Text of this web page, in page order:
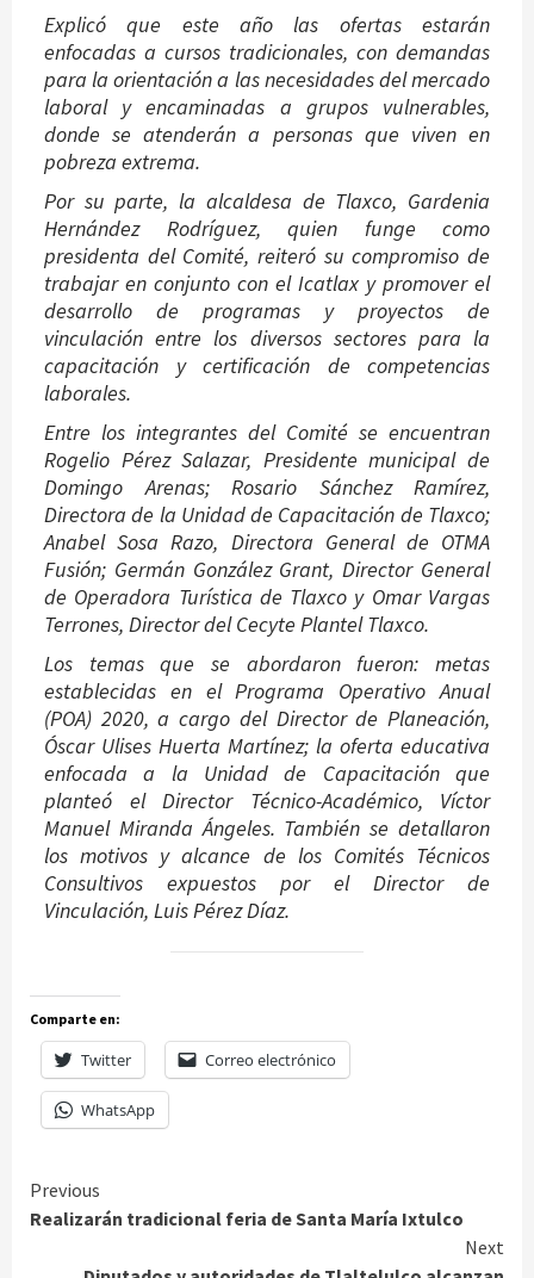
Explicó que este año las ofertas estarán
enfocadas a cursos tradicionales, con demandas
para la orientación a las necesidades del mercado
laboral y encaminadas a grupos vulnerables,
donde se atenderán a personas que viven en
pobreza extrema.
Por su parte, la alcaldesa de Tlaxco, Gardenia
Hernández Rodríguez, quien funge como
presidenta del Comité, reiteró su compromiso de
trabajar en conjunto con el Icatlax y promover el
desarrollo de programas y proyectos de
vinculación entre los diversos sectores para la
capacitación y certificación de competencias
laborales.
Entre los integrantes del Comité se encuentran
Rogelio Pérez Salazar, Presidente municipal de
Domingo Arenas; Rosario Sánchez Ramírez,
Directora de la Unidad de Capacitación de Tlaxco;
Anabel Sosa Razo, Directora General de OTMA
Fusión; Germán González Grant, Director General
de Operadora Turística de Tlaxco y Omar Vargas
Terrones, Director del Cecyte Plantel Tlaxco.
Los temas que se abordaron fueron: metas
establecidas en el Programa Operativo Anual
(POA) 2020, a cargo del Director de Planeación,
Óscar Ulises Huerta Martínez; la oferta educativa
enfocada a la Unidad de Capacitación que
planteó el Director Técnico-Académico, Víctor
Manuel Miranda Ángeles. También se detallaron
los motivos y alcance de los Comités Técnicos
Consultivos expuestos por el Director de
Vinculación, Luis Pérez Díaz.
Comparte en:
Twitter Correo electrónico
WhatsApp
Continue
Previous
Realizarán tradicional feria de Santa María Ixtulco
Next